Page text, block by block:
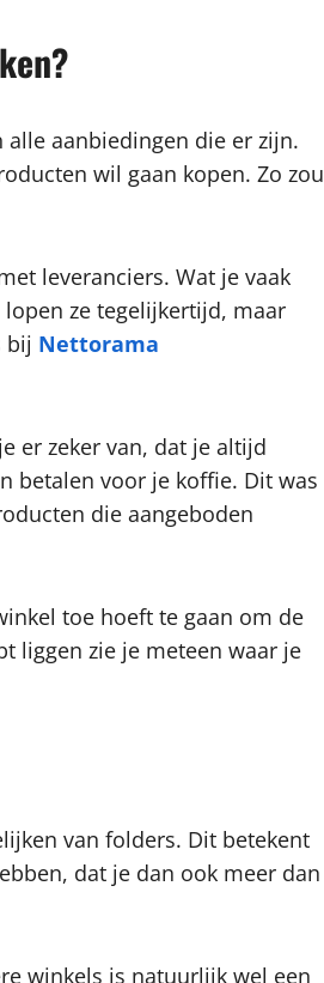
aanbiedingen die er zijn.
wil gaan kopen. Zo zou
leveranciers. Wat je vaak
ze tegelijkertijd, maar
bij Nettorama
er zeker van, dat je altijd
betalen voor je koffie. Dit was
die aangeboden
toe hoeft te gaan om de
liggen zie je meteen waar je
van folders. Dit betekent
dat je dan ook meer dan
winkels is natuurlijk wel een